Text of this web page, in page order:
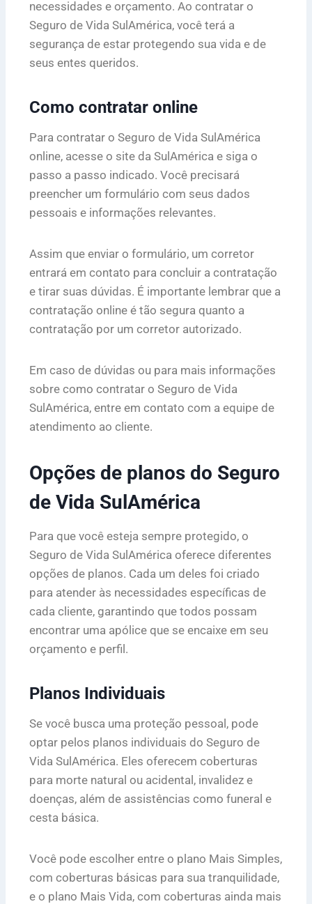
necessidades e orçamento. Ao contratar o
Seguro de Vida SulAmérica, você terá a
segurança de estar protegendo sua vida e de
seus entes queridos.
Como contratar online
Para contratar o Seguro de Vida SulAmérica
online, acesse o site da SulAmérica e siga o
passo a passo indicado. Você precisará
preencher um formulário com seus dados
pessoais e informações relevantes.
Assim que enviar o formulário, um corretor
entrará em contato para concluir a contratação
e tirar suas dúvidas. É importante lembrar que a
contratação online é tão segura quanto a
contratação por um corretor autorizado.
Em caso de dúvidas ou para mais informações
sobre como contratar o Seguro de Vida
SulAmérica, entre em contato com a equipe de
atendimento ao cliente.
Opções de planos do Seguro
de Vida SulAmérica
Para que você esteja sempre protegido, o
Seguro de Vida SulAmérica oferece diferentes
opções de planos. Cada um deles foi criado
para atender às necessidades específicas de
cada cliente, garantindo que todos possam
encontrar uma apólice que se encaixe em seu
orçamento e perfil.
Planos Individuais
Se você busca uma proteção pessoal, pode
optar pelos planos individuais do Seguro de
Vida SulAmérica. Eles oferecem coberturas
para morte natural ou acidental, invalidez e
doenças, além de assistências como funeral e
cesta básica.
Você pode escolher entre o plano Mais Simples,
com coberturas básicas para sua tranquilidade,
e o plano Mais Vida, com coberturas ainda mais